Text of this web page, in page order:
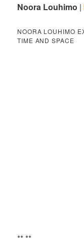
Noora Louhimo |
NOORA LOUHIMO
TIME AND SPACE
** **